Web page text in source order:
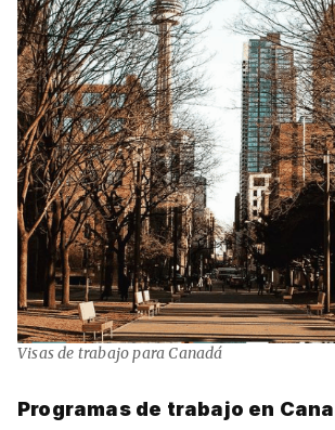
Visas de trabajo para Canadá
Programas de trabajo en